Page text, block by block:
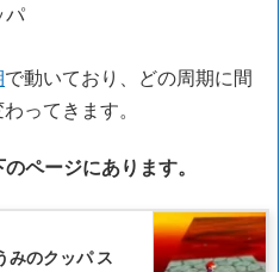
パ
で動いており、どの周期に間
ってきます。
ページにあります。
みのクッパ ス